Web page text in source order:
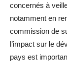
concernés à
notamment en
commission de
l’impact sur le
pays est